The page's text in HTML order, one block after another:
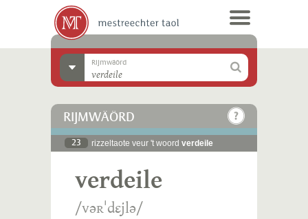
Rijmwäörd
RIJMWÄÖRD
23 rizzeltaote veur 't woord verdeile
verdeile
/vəʀˈdɛjlə/